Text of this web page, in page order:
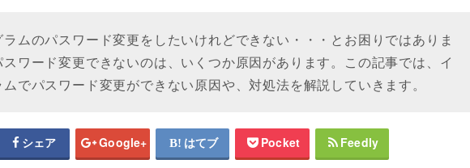
ムのパスワード変更をしたいけれどできない・・・とお困りではありま
ワード変更できないのは、いくつか原因があります。この記事では、イ
でパスワード変更ができない原因や、対処法を解説していきます。
シェア Google+ はてブ Pocket Feedly